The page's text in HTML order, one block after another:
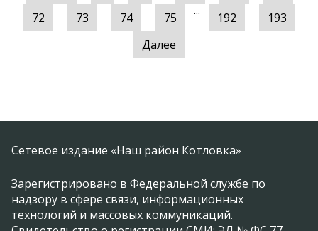
72
73 74 75 ... 192
193
Далее
Сетевое издание «Наш район Котловка»
Зарегистрировано в Федеральной службе по
надзору в сфере связи, информационных
технологий и массовых коммуникаций.